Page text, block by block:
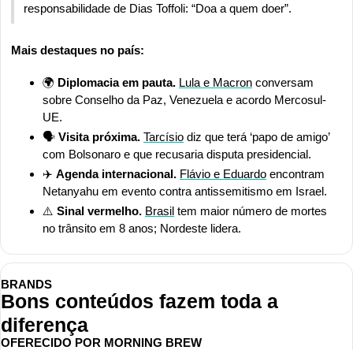
responsabilidade de Dias Toffoli: “Doa a quem doer”.
Mais destaques no país:
🌍 Diplomacia em pauta. Lula e Macron conversam
sobre Conselho da Paz, Venezuela e acordo Mercosul-
UE.
🗣️ Visita próxima. Tarcísio diz que terá ‘papo de amigo’
com Bolsonaro e que recusaria disputa presidencial.
✈️ Agenda internacional. Flávio e Eduardo encontram
Netanyahu em evento contra antissemitismo em Israel.
⚠️ Sinal vermelho. Brasil tem maior número de mortes
no trânsito em 8 anos; Nordeste lidera.
BRANDS
Bons conteúdos fazem toda a
diferença
OFERECIDO POR MORNING BREW